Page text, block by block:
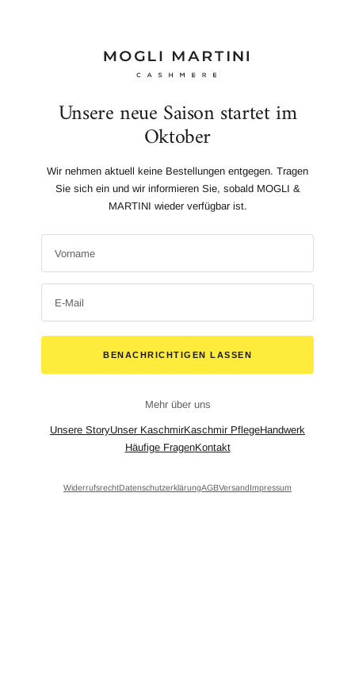
Unsere neue Saison startet im
Oktober
Wir nehmen aktuell keine Bestellungen entgegen. Tragen
Sie sich ein und wir informieren Sie, sobald MOGLI &
MARTINI wieder verfügbar ist.
Vorname
E-Mail
BENACHRICHTIGEN LASSEN
Mehr über uns
Unsere StoryUnser KaschmirKaschmir PflegeHandwerk
Häufige FragenKontakt
WiderrufsrechtDatenschutzerklärungAGBVersandImpressum